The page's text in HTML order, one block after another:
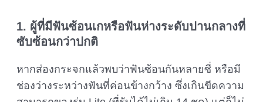
1. ผู้ที่มีฟันซ้อนเกหรือฟันห่างระดับปานกลางที่
ซับซ้อนกว่าปกติ
หากส่องกระจกแล้วพบว่าฟันซ้อนกันหลายซี่ หรือมี
ช่องว่างระหว่างฟันที่ค่อนข้างกว้าง ซึ่งเกินขีดความ